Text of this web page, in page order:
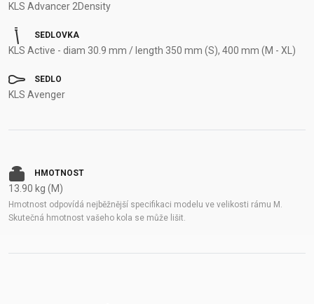
KLS Advancer 2Density
SEDLOVKA
KLS Active - diam 30.9 mm / length 350 mm (S), 400 mm (M - XL)
SEDLO
KLS Avenger
HMOTNOST
13.90 kg (M)
Hmotnost odpovídá nejběžnější specifikaci modelu ve velikosti rámu M.
Skutečná hmotnost vašeho kola se může lišit.